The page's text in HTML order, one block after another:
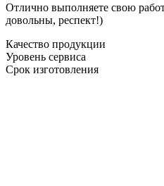
Отлично выполняете свою
довольны, респект!)
Качество продукции
Уровень сервиса
Срок изготовления